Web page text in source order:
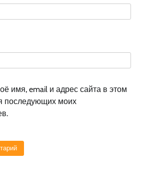
имя, email и адрес сайта в этом
последующих моих